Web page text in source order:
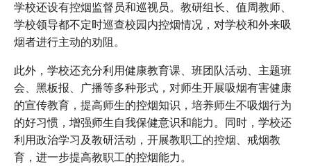
学校还设有控烟监督员和巡视员。教研组长、值周教师、
学校领导都不定时巡查校园内控烟情况，对学校和外来吸
烟者进行主动的劝阻。
此外，学校还充分利用健康教育课、班团队活动、主题班
会、黑板报、广播等多种形式，对师生开展吸烟有害健康
的宣传教育，提高师生的控烟知识，培养师生不吸烟行为
的好习惯，增强师生自我保健意识和能力。同时，学校还
利用政治学习及教研活动，开展教职工的控烟、戒烟教
育，进一步提高教职工的控烟能力。